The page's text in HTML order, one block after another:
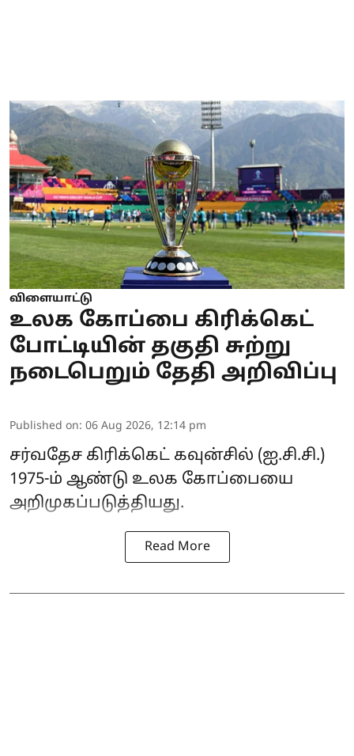
விளையாட்டு
உலக கோப்பை கிரிக்கெட்
போட்டியின் தகுதி சுற்று
நடைபெறும் தேதி அறிவிப்பு
Published on: 06 Aug 2026, 12:14 pm
சர்வதேச கிரிக்கெட் கவுன்சில் (ஐ.சி.சி.)
1975-ம் ஆண்டு உலக கோப்பையை
அறிமுகப்படுத்தியது.
Read More